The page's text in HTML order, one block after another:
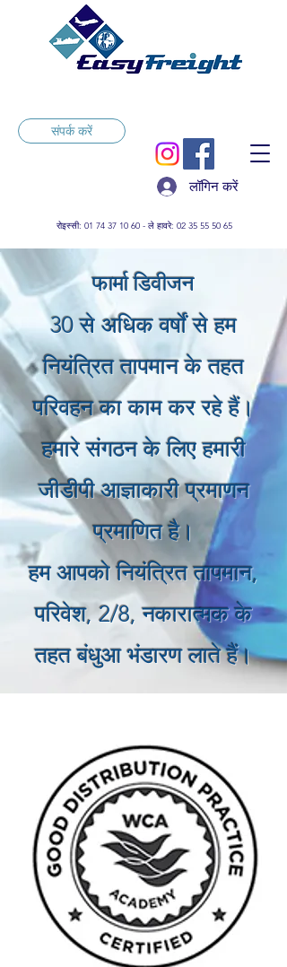
लॉगिन करें
संपर्क करें
रोइस्सी: 01 74 37 10 60- ले हावरे: 02 35 55 50 65
फार्मा डिवीजन
30 से अधिक वर्षों से हम
नियंत्रित तापमान के तहत
परिवहन का काम कर रहे हैं।
हमारे संगठन के लिए हमारी
जीडीपी आज्ञाकारी प्रमाणन
प्रमाणित है।
हम आपको नियंत्रित तापमान,
परिवेश, 2/8, नकारात्मक के
तहत बंधुआ भंडारण लाते हैं।